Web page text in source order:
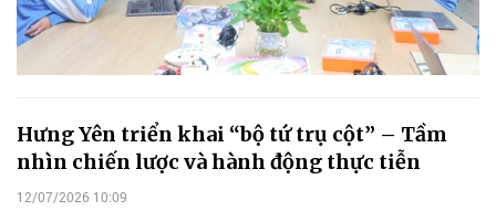
Hưng Yên triển khai “bộ tứ trụ cột” – Tầm
nhìn chiến lược và hành động thực tiễn
12/07/2026 10:09